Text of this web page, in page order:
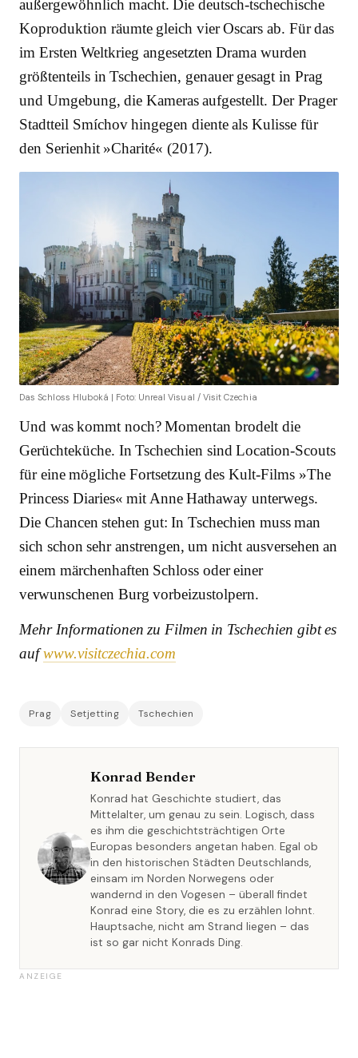
außergewöhnlich macht. Die deutsch-tschechische
Koproduktion räumte gleich vier Oscars ab. Für das
im Ersten Weltkrieg angesetzten Drama wurden
größtenteils in Tschechien, genauer gesagt in Prag
und Umgebung, die Kameras aufgestellt. Der Prager
Stadtteil Smíchov hingegen diente als Kulisse für
den Serienhit »Charité« (2017).
Das Schloss Hluboká | Foto: Unreal Visual / Visit Czechia
Und was kommt noch? Momentan brodelt die
Gerüchteküche. In Tschechien sind Location-Scouts
für eine mögliche Fortsetzung des Kult-Films »The
Princess Diaries« mit Anne Hathaway unterwegs.
Die Chancen stehen gut: In Tschechien muss man
sich schon sehr anstrengen, um nicht ausversehen an
einem märchenhaften Schloss oder einer
verwunschenen Burg vorbeizustolpern.
Mehr Informationen zu Filmen in Tschechien gibt es
aufwww.visitczechia.com
Prag Setjetting Tschechien
Konrad Bender
Konrad hat Geschichte studiert, das
Mittelalter, um genau zu sein. Logisch, dass
es ihm die geschichtsträchtigen Orte
Europas besonders angetan haben. Egal ob
in den historischen Städten Deutschlands,
einsam im Norden Norwegens oder
wandernd in den Vogesen – überall findet
Konrad eine Story, die es zu erzählen lohnt.
Hauptsache, nicht am Strand liegen – das
ist so gar nicht Konrads Ding.
ANZEIGE